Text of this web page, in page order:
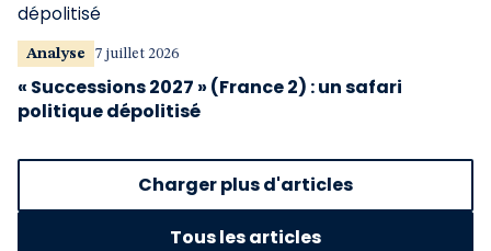
Analyse 7 juillet 2026
« Successions 2027 » (France 2) : un safari
politique dépolitisé
Charger plus d'articles
Tous les articles